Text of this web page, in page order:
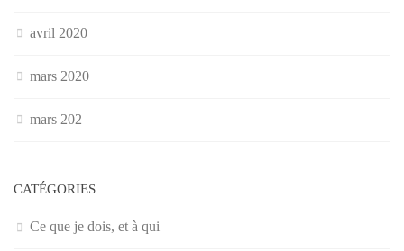
avril 2020
mars 2020
mars 202
CATÉGORIES
Ce que je dois, et à qui